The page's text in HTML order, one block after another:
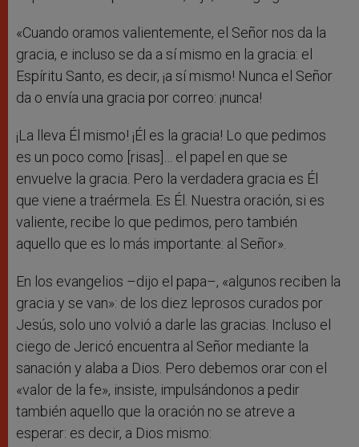
«Cuando oramos valientemente, el Señor nos da la
gracia, e incluso se da a sí mismo en la gracia: el
Espíritu Santo, es decir, ¡a sí mismo! Nunca el Señor
da o envía una gracia por correo: ¡nunca!
¡La lleva Él mismo! ¡Él es la gracia! Lo que pedimos
es un poco como [risas]… el papel en que se
envuelve la gracia. Pero la verdadera gracia es Él
que viene a traérmela. Es Él. Nuestra oración, si es
valiente, recibe lo que pedimos, pero también
aquello que es lo más importante: al Señor».
En los evangelios –dijo el papa–, «algunos reciben la
gracia y se van»: de los diez leprosos curados por
Jesús, solo uno volvió a darle las gracias. Incluso el
ciego de Jericó encuentra al Señor mediante la
sanación y alaba a Dios. Pero debemos orar con el
«valor de la fe», insiste, impulsándonos a pedir
también aquello que la oración no se atreve a
esperar: es decir, a Dios mismo: